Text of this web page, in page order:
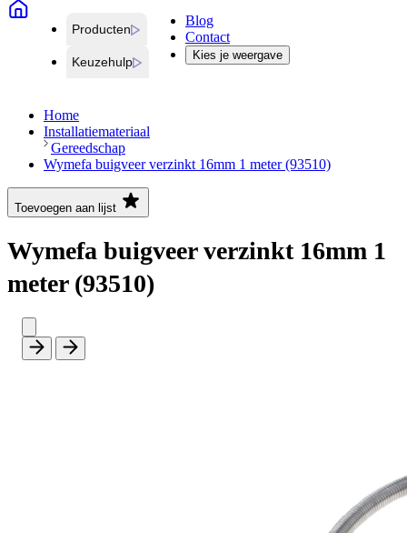
Producten
Keuzehulp
Blog
Contact
Kies je weergave
Home
Installatiemateriaal
Gereedschap
Wymefa buigveer verzinkt 16mm 1 meter (93510)
Toevoegen aan lijst
Wymefa buigveer verzinkt 16mm 1
meter (93510)